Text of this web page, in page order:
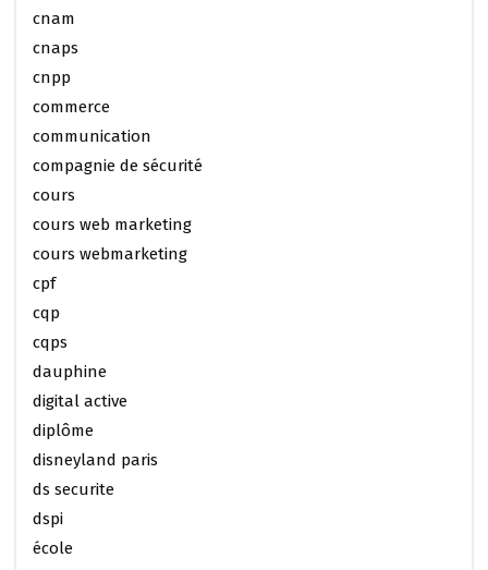
cnam
cnaps
cnpp
commerce
communication
compagnie de sécurité
cours
cours web marketing
cours webmarketing
cpf
cqp
cqps
dauphine
digital active
diplôme
disneyland paris
ds securite
dspi
école